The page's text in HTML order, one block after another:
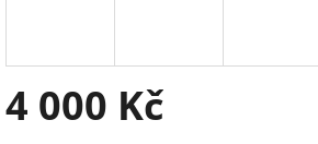
4 000 Kč